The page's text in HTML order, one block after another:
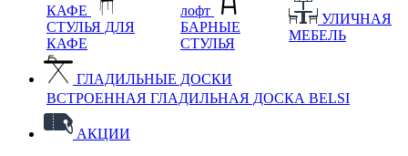
КАФЕ
СТУЛЬЯ ДЛЯ
КАФЕ
лофт
БАРНЫЕ
СТУЛЬЯ
УЛИЧНАЯ
МЕБЕЛЬ
ГЛАДИЛЬНЫЕ ДОСКИ
ВСТРОЕННАЯ ГЛАДИЛЬНАЯ ДОСКА BELSI
АКЦИИ